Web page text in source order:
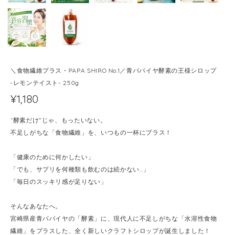
＼食物繊維プラス・PAPA SHIRO No.1／青パパイヤ酵素の王様シロップ
-レモンテイスト- 250g
¥1,180
“酵素だけ”じゃ、もったいない。
不足しがちな「食物繊維」を、いつもの一杯にプラス！
「健康のために何かしたい」
「でも、サプリを何種類も飲むのは続かない…」
「毎日のスッキリ感が足りない」
そんなあなたへ。
宮崎県産青パパイヤの「酵素」に、現代人に不足しがちな「水溶性食物
繊維」をプラスした、全く新しいクラフトシロップが誕生しました！